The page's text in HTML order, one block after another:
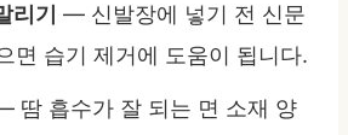
리기 — 신발장에 넣기 전 신문
면 습기 제거에 도움이 됩니다.
땀 흡수가 잘 되는 면 소재 양